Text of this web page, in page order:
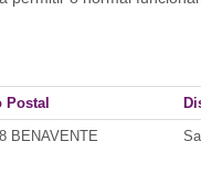
Postal
BENAVENTE